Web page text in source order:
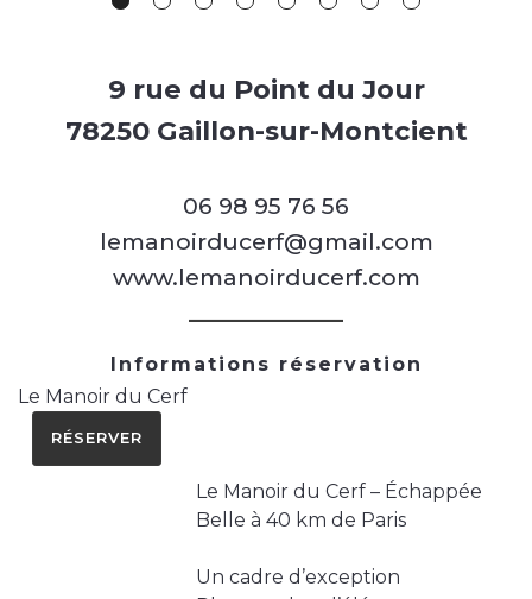
9 rue du Point du Jour
78250 Gaillon-sur-Montcient
06 98 95 76 56
lemanoirducerf@gmail.com
www.lemanoirducerf.com
Informations réservation
Le Manoir du Cerf
RÉSERVER
Le Manoir du Cerf – Échappée
Belle à 40 km de Paris
Un cadre d’exception